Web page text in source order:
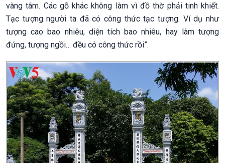
vàng tâm. Các gỗ khác không làm vì đồ thờ phải tinh khiết.
Tạc tượng người ta đã có công thức tạc tượng. Ví dụ như
tượng cao bao nhiêu, diện tích bao nhiêu, hay làm tượng
đứng, tượng ngồi… đều có công thức rồi”.